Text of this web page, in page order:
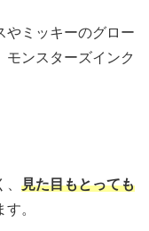
やミッキーのグロー
モンスターズインク
見た目もとっても
。